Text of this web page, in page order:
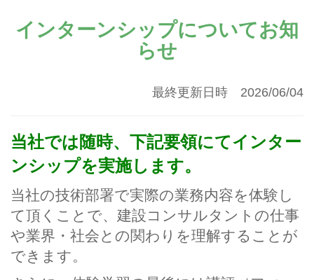
インターンシップについてお知
らせ
最終更新日時 2026/06/04
当社では随時、下記要領にてインター
ンシップを実施します。
当社の技術部署で実際の業務内容を体験し
て頂くことで、建設コンサルタントの仕事
や業界・社会との関わりを理解することが
できます。